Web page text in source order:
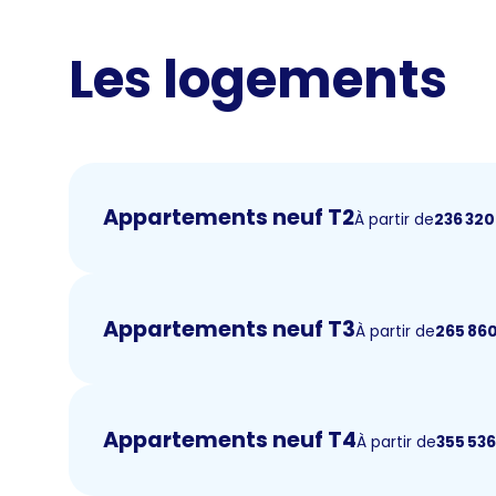
Les logements
Appartements neuf T2À partir de236 320
Appartements neuf T3À partir de265 860
Appartements neuf T4À partir de355 536